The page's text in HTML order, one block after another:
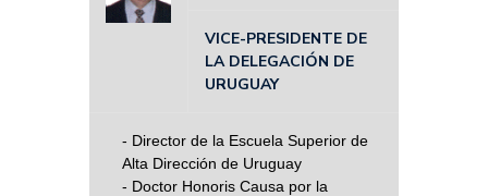
VICE-PRESIDENTE DE
LA DELEGACIÓN DE
URUGUAY
- Director de la Escuela Superior de
Alta Dirección de Uruguay
- Doctor Honoris Causa por la